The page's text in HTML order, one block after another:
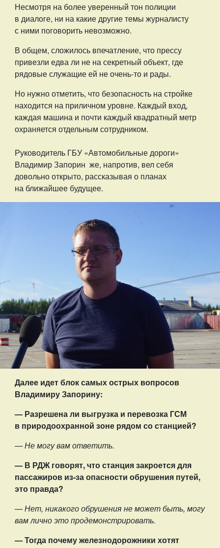
Несмотря на более уверенный тон полиции
в диалоге, ни на какие другие темы журналисту
с ними поговорить невозможно.
В общем, сложилось впечатление, что прессу
привезли едва ли не на секретный объект, где
рядовые служащие ей не очень-то и рады.
Но нужно отметить, что безопасность на стройке
находится на приличном уровне. Каждый вход,
каждая машина и почти каждый квадратный метр
охраняется отдельным сотрудником.
Руководитель ГБУ «Автомобильные дороги»
Владимир Запорин же, напротив, вел себя
довольно открыто, рассказывая о планах
на ближайшее будущее.
Далее идет блок самых острых вопросов
Владимиру Запорину:
— Разрешена ли выгрузка и перевозка ГСМ
в природоохранной зоне рядом со станцией?
— Не могу вам ответить.
— В РДЖ говорят, что станция закроется для
пассажиров из-за опасности обрушения путей,
это правда?
— Нет, никакого обрушения не может быть, могу
вам лично это продемонстрировать.
— Тогда почему железнодорожники хотят